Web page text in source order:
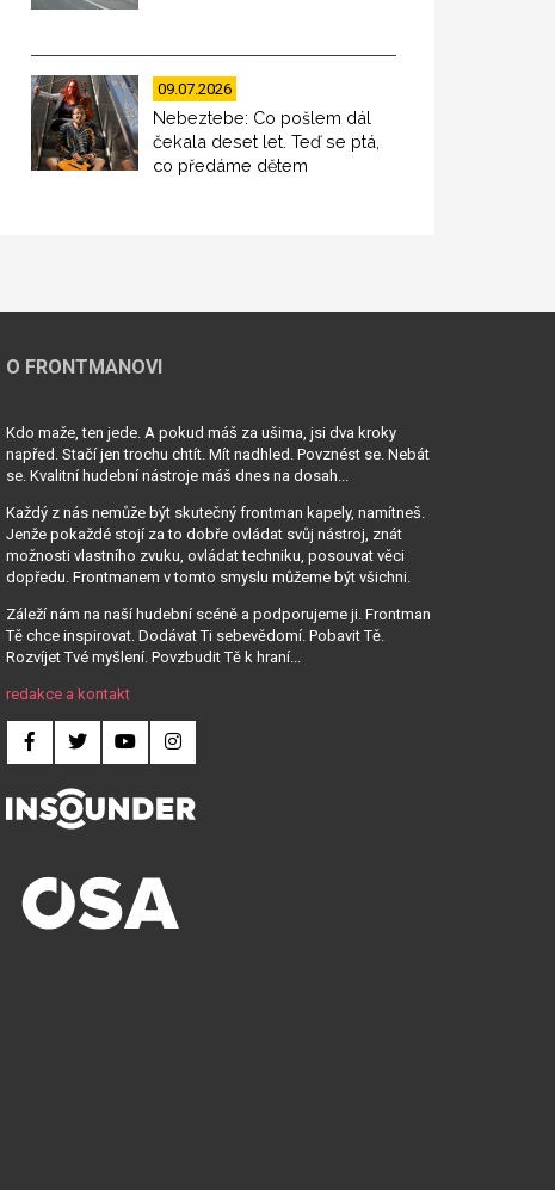
09.07.2026
Nebeztebe: Co pošlem dál
čekala deset let. Teď se ptá,
co předáme dětem
O FRONTMANOVI
Kdo maže, ten jede. A pokud máš za ušima, jsi dva kroky
napřed. Stačí jen trochu chtít. Mít nadhled. Povznést se. Nebát
se. Kvalitní hudební nástroje máš dnes na dosah...
Každý z nás nemůže být skutečný frontman kapely, namítneš.
Jenže pokaždé stojí za to dobře ovládat svůj nástroj, znát
možnosti vlastního zvuku, ovládat techniku, posouvat věci
dopředu. Frontmanem v tomto smyslu můžeme být všichni.
Záleží nám na naší hudební scéně a podporujeme ji. Frontman
Tě chce inspirovat. Dodávat Ti sebevědomí. Pobavit Tě.
Rozvíjet Tvé myšlení. Povzbudit Tě k hraní...
redakce a kontakt